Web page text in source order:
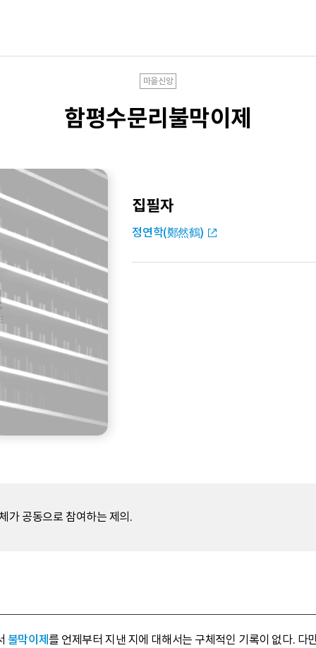
마을신앙
함평수문리불막이제
집필자
정연학(鄭然鶴)
가 공동으로 참여하는 제의.
불막이제를 언제부터 지낸 지에 대해서는 구체적인 기록이 없다.